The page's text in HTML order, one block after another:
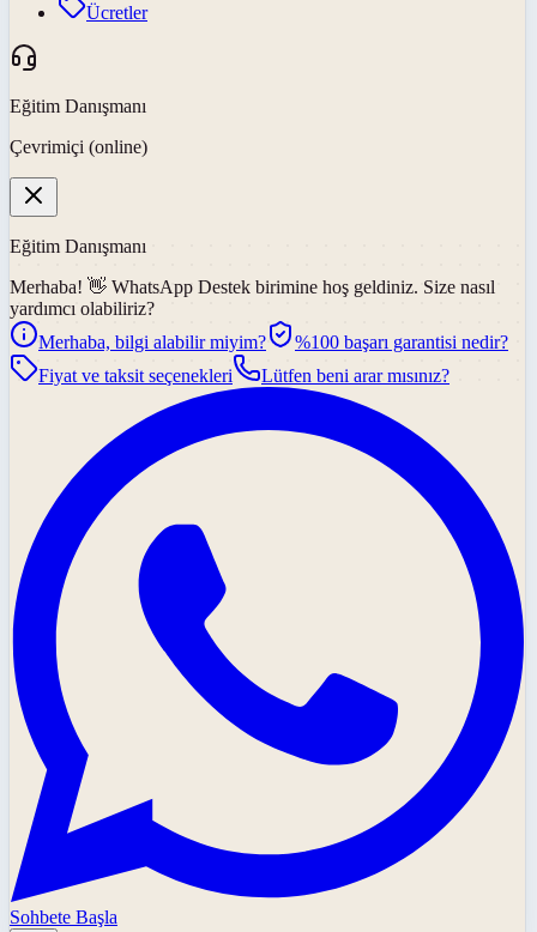
Ücretler
Eğitim Danışmanı
Çevrimiçi (online)
Eğitim Danışmanı
Merhaba! 👋 WhatsApp Destek birimine hoş geldiniz. Size nasıl
yardımcı olabiliriz?
Merhaba, bilgi alabilir miyim?
%100 başarı garantisi nedir?
Fiyat ve taksit seçenekleri
Lütfen beni arar mısınız?
Sohbete Başla